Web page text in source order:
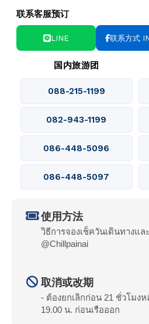
联系客服预订
LINE 联系方式
国内旅游团
088-215-1199
082-943-1199
086-448-5096
086-448-5097
使用方法
วิธีการจองเช็ควันเดินทางแล
@Chillpainai
取消或改期
- ต้องยกเลิกก่อน 21 ชั่วโมง
19.00 น. ก่อนเรือออก